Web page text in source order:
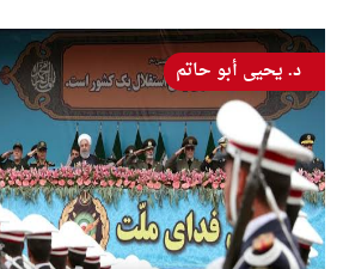
د. يحيى أبو حاتم